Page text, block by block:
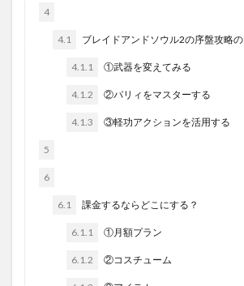
4
4.1 ブレイドアンドソウル2の序盤攻略
4.1.1 ①武器を変えてみる
4.1.2 ②パリィをマスターする
4.1.3 ③軽功アクションを活用する
5
6
6.1 課金するならどこにする？
6.1.1 ①月額プラン
6.1.2 ②コスチューム